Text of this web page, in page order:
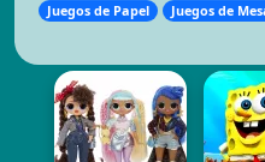
Juegos de Papel
Juegos de